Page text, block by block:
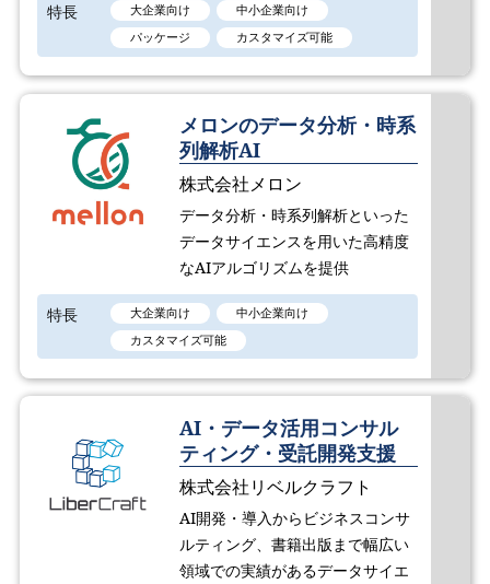
特長 大企業向け
中小企業向け
パッケージ
カスタマイズ可能
メロンのデータ分析・時系
列解析AI
株式会社メロン
データ分析・時系列解析といった
データサイエンスを用いた高精度
なAIアルゴリズムを提供
特長 大企業向け
中小企業向け
カスタマイズ可能
AI・データ活用コンサル
ティング・受託開発支援
株式会社リベルクラフト
AI開発・導入からビジネスコンサ
ルティング、書籍出版まで幅広い
領域での実績があるデータサイエ